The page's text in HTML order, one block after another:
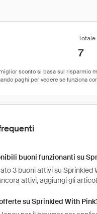
7
buoni funzionanti su
3 buoni attivi su
attivi, aggiungi gli
su Sprinkled With